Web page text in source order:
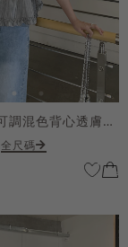
兩件式-肩可調混色背心透膚上衣套組
全尺碼